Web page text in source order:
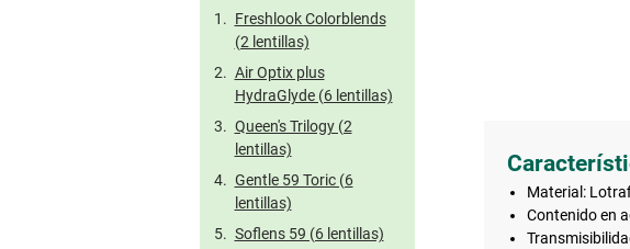
Freshlook Colorblends
(2 lentillas)
Air Optix plus
HydraGlyde (6 lentillas)
Queen's Trilogy (2
lentillas)
Gentle 59 Toric (6
lentillas)
Soflens 59 (6 lentillas)
Material:
Contenido en